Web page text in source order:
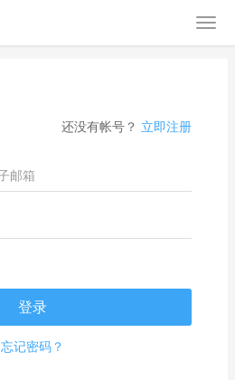
还没有帐号？ 立即注册
忘记密码？